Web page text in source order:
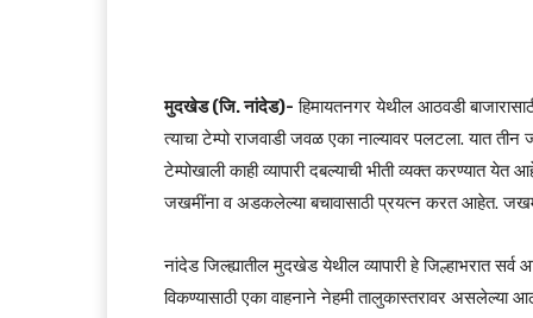
मुदखेड (जि. नांदेड)- हिमायतनगर येथील आठवडी
त्याचा टेम्पो राजवाडी जवळ एका नाल्यावर पलटला.
टेम्पोखाली काही व्यापारी दबल्याची भीती व्यक्त करण्यात
जखमींना व अडकलेल्या बचावासाठी प्रयत्न करत आहेत.
नांदेड जिल्ह्यातील मुदखेड येथील व्यापारी हे जिल्हाभरात सर्व
विकण्यासाठी एका वाहनाने नेहमी तालुकास्तरावर असलेल्या